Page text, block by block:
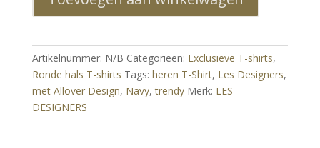
Hals
T-
Shirt
met
Allover
Design
Artikelnummer: N/B Categorieën: Exclusieve T-shirts,
Ronde hals T-shirts Tags: heren T-Shirt, Les Designers,
met Allover Design, Navy,trendy Merk: LES
DESIGNERS